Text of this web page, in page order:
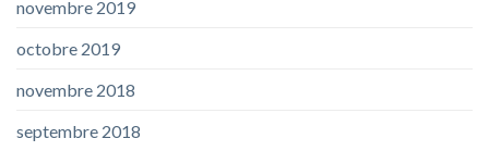
novembre 2019
octobre 2019
novembre 2018
septembre 2018